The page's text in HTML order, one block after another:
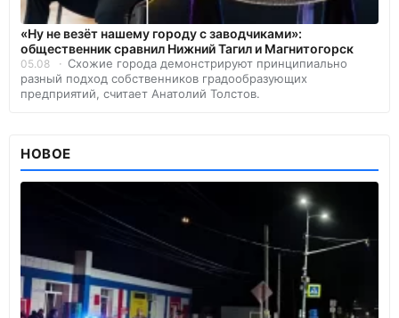
«Ну не везёт нашему городу с заводчиками»:
общественник сравнил Нижний Тагил и Магнитогорск
05.08
Схожие города демонстрируют принципиально
разный подход собственников градообразующих
предприятий, считает Анатолий Толстов.
НОВОЕ